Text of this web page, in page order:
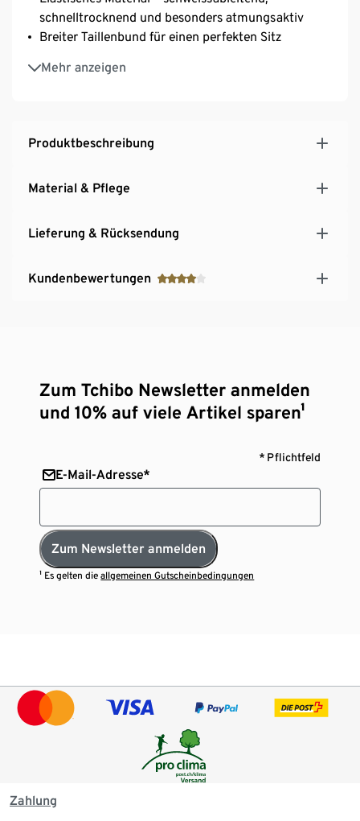
schnelltrocknend und besonders atmungsaktiv
Breiter Taillenbund für einen perfekten Sitz
Mehr anzeigen
4-Wege-Stretchstoff für optimale
Bewegungsfreiheit
komfortablen, scheuerfreien Sitz
Reflektierende Prints für erhöhte Sichtbarkeit
Alloverprint
Produktbeschreibung
Material & Pflege
Lieferung & Rücksendung
Kundenbewertungen
Zum Tchibo Newsletter anmelden
und 10% auf viele Artikel sparen¹
* Pflichtfeld
E-Mail-Adresse*
Zum Newsletter anmelden
¹ Es gelten dieallgemeinen Gutscheinbedingungen
Zahlung